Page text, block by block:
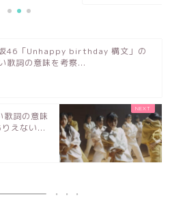
46「Unhappy birthday 構文」の
歌詞の意味を考察...
歌詞の意味
えない...